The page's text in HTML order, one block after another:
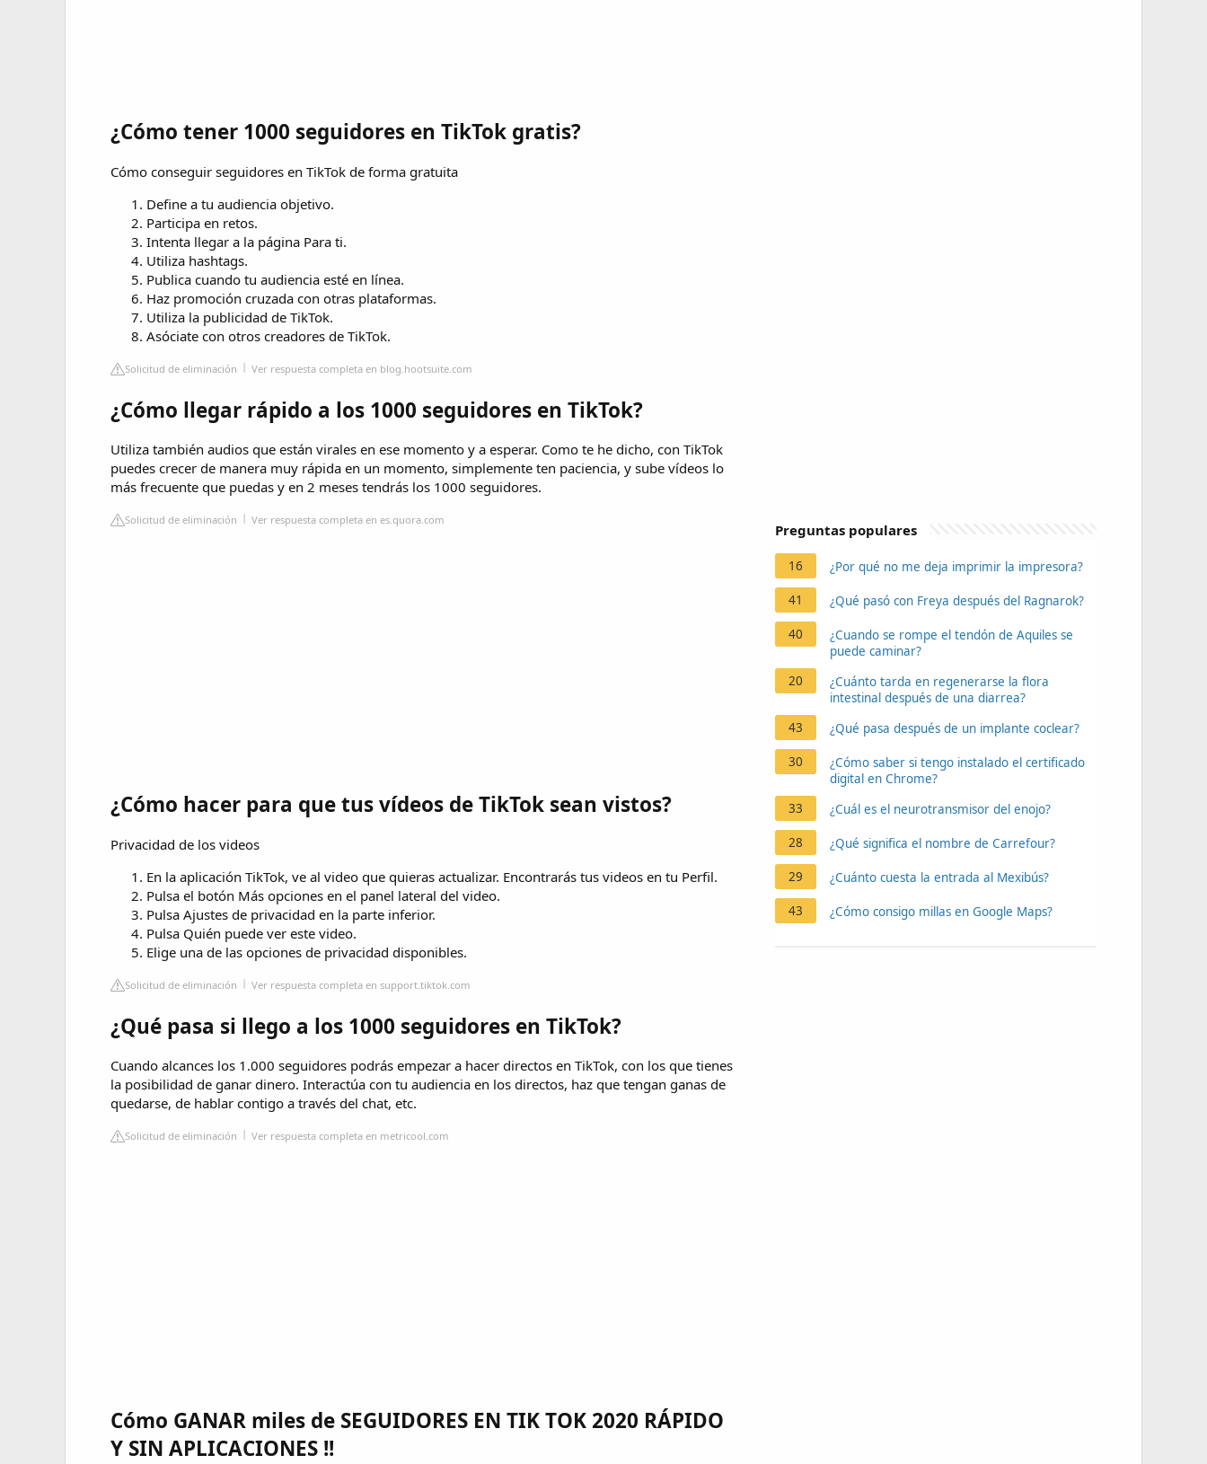
¿Cómo tener 1000 seguidores en TikTok gratis?
Cómo conseguir seguidores en TikTok de forma gratuita
Define a tu audiencia objetivo.
Participa en retos.
Intenta llegar a la página Para ti.
Utiliza hashtags.
Publica cuando tu audiencia esté en línea.
Haz promoción cruzada con otras plataformas.
Utiliza la publicidad de TikTok.
Asóciate con otros creadores de TikTok.
Solicitud de eliminación Ver respuesta completa en blog.hootsuite.com
¿Cómo llegar rápido a los 1000 seguidores en TikTok?
Utiliza también audios que están virales en ese momento y a esperar. Como te he dicho, con TikTok
puedes crecer de manera muy rápida en un momento, simplemente ten paciencia, y sube vídeos lo
más frecuente que puedas y en 2 meses tendrás los 1000 seguidores.
Solicitud de eliminación Ver respuesta completa en es.quora.com
¿Cómo hacer para que tus vídeos de TikTok sean vistos?
Privacidad de los videos
En la aplicación TikTok, ve al video que quieras actualizar. Encontrarás tus videos en tu Perfil.
Pulsa el botón Más opciones en el panel lateral del video.
Pulsa Ajustes de privacidad en la parte inferior.
Pulsa Quién puede ver este video.
Elige una de las opciones de privacidad disponibles.
Solicitud de eliminación Ver respuesta completa en support.tiktok.com
¿Qué pasa si llego a los 1000 seguidores en TikTok?
Cuando alcances los 1.000 seguidores podrás empezar a hacer directos en TikTok, con los que tienes
la posibilidad de ganar dinero. Interactúa con tu audiencia en los directos, haz que tengan ganas de
quedarse, de hablar contigo a través del chat, etc.
Solicitud de eliminación Ver respuesta completa en metricool.com
Cómo GANAR miles de SEGUIDORES EN TIK TOK 2020 RÁPIDO
Y SIN APLICACIONES !!
Preguntas populares
16 ¿Por qué no me deja imprimir la impresora?
41 ¿Qué pasó con Freya después del Ragnarok?
40
¿Cuando se rompe el tendón de Aquiles se
puede caminar?
20
¿Cuánto tarda en regenerarse la flora
intestinal después de una diarrea?
43
¿Qué pasa después de un implante coclear?
30
¿Cómo saber si tengo instalado el certificado
digital en Chrome?
33
¿Cuál es el neurotransmisor del enojo?
28 ¿Qué significa el nombre de Carrefour?
29 ¿Cuánto cuesta la entrada al Mexibús?
43 ¿Cómo consigo millas en Google Maps?